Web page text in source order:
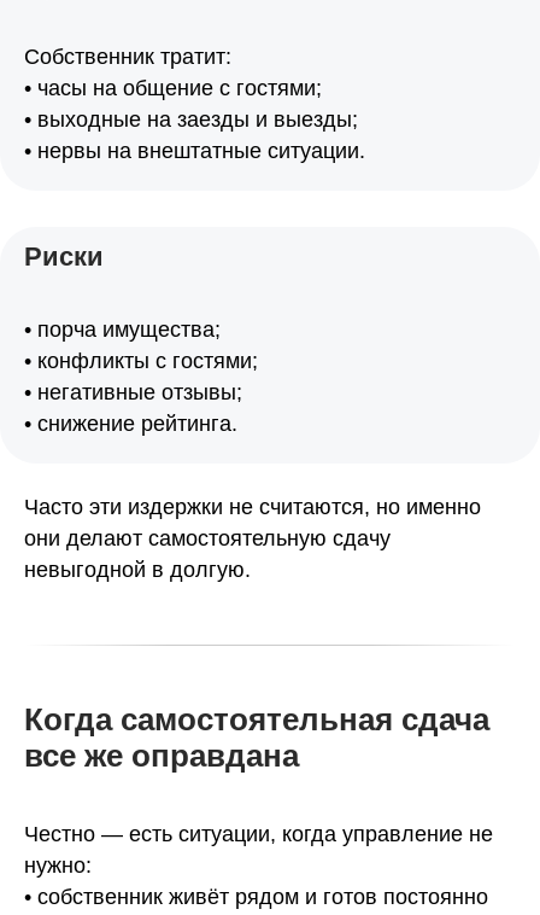
Собственник тратит:
• часы на общение с гостями;
• выходные на заезды и выезды;
• нервы на внештатные ситуации.
Риски
• порча имущества;
• конфликты с гостями;
• негативные отзывы;
• снижение рейтинга.
Часто эти издержки не считаются, но именно
они делают самостоятельную сдачу
невыгодной в долгую.
Когда самостоятельная сдача
все же оправдана
Честно — есть ситуации, когда управление не
нужно:
• собственник живёт рядом и готов постоянно